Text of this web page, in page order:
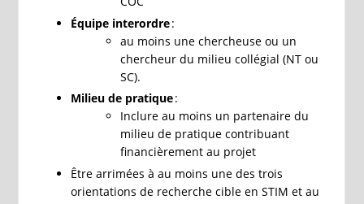
Équipe interordre:
au moins une chercheuse ou un
chercheur du milieu collégial (NT ou
SC).
Milieu de pratique:
Inclure au moins un partenaire du
milieu de pratique contribuant
financièrement au projet
Être arrimées à au moins une des trois
orientations de recherche cible en STIM et au